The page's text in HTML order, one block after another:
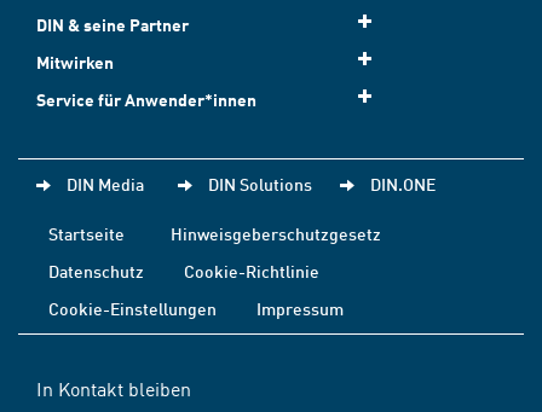
DIN & seine Partner
Mitwirken
Service für Anwender*innen
DIN Media DIN Solutions DIN.ONE
Startseite
Hinweisgeberschutzgesetz
Datenschutz
Cookie-Richtlinie
Cookie-Einstellungen
Impressum
In Kontakt bleiben